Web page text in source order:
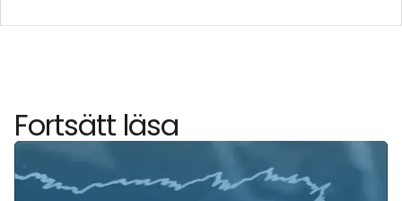
Fortsätt läsa